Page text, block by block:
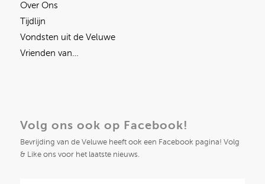
Over Ons
Tijdlijn
Vondsten uit de Veluwe
Vrienden van…
Volg ons ook op Facebook!
Bevrijding van de Veluwe heeft ook een Facebook pagina! Volg
& Like ons voor het laatste nieuws.